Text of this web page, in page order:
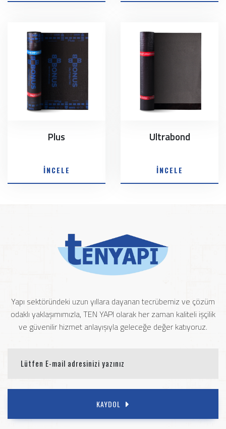
Plus
İNCELE
Ultrabond
İNCELE
Yapı sektöründeki uzun yıllara dayanan tecrübemiz ve çözüm
odaklı yaklaşımımızla, TEN YAPI olarak her zaman kaliteli işçilik
ve güvenilir hizmet anlayışıyla geleceğe değer katıyoruz.
KAYDOL